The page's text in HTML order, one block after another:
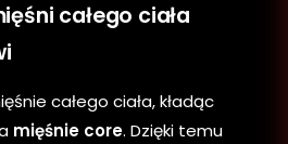
całego ciała
całego ciała, kładąc
mięśnie core. Dzięki temu